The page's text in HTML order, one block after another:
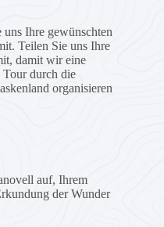
Ihre gewünschten
Teilen Sie uns Ihre
damit wir eine
Tour durch die
organisieren
auf, Ihrem
der Wunder